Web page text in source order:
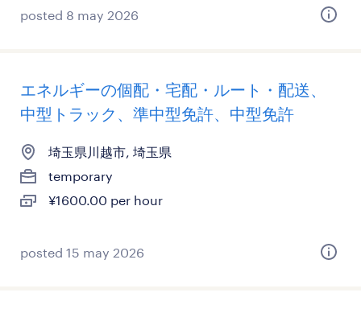
posted 8 may 2026
エネルギーの個配・宅配・ルート・配送、
中型トラック、準中型免許、中型免許
埼玉県川越市, 埼玉県
temporary
¥1600.00 per hour
posted 15 may 2026